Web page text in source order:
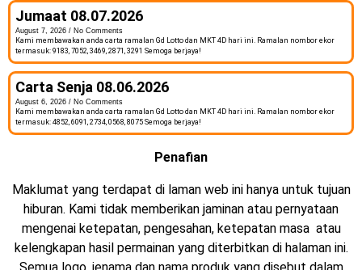
Jumaat 08.07.2026
August 7, 2026
No Comments
Kami membawakan anda carta ramalan Gd Lotto dan MKT 4D hari ini. Ramalan nombor ekor
termasuk: 9183, 7052, 3469, 2871, 3291 Semoga berjaya!
Carta Senja 08.06.2026
August 6, 2026
No Comments
Kami membawakan anda carta ramalan Gd Lotto dan MKT 4D hari ini. Ramalan nombor ekor
termasuk: 4852, 6091, 2734, 0568, 8075 Semoga berjaya!
Penafian
Maklumat yang terdapat di laman web ini hanya untuk tujuan
hiburan. Kami tidak memberikan jaminan atau pernyataan
mengenai ketepatan, pengesahan, ketepatan masa atau
kelengkapan hasil permainan yang diterbitkan di halaman ini.